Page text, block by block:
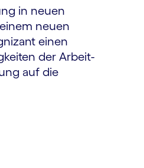
in neuen
neuen
einen
der Arbeit­
auf die